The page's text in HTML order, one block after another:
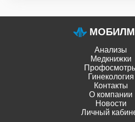
проводим в коллективе в
отмечаем вялость, утомляемость,
чаще болеем. Обостряются
респираторных инфекций
метапневмовирус, вирусы
синцитиальный вирус).
Анализы
Медкнижки
Гинекология
Контакты
О компании
Новости
Личный